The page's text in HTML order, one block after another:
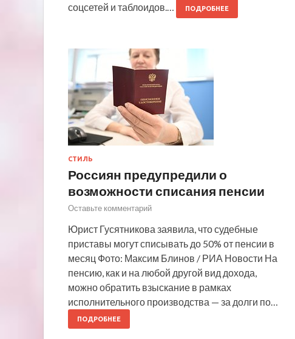
соцсетей и таблоидов.…
ПОДРОБНЕЕ
СТИЛЬ
Россиян предупредили о
возможности списания пенсии
Оставьте комментарий
Юрист Гусятникова заявила, что судебные
приставы могут списывать до 50% от пенсии в
месяц Фото: Максим Блинов / РИА Новости На
пенсию, как и на любой другой вид дохода,
можно обратить взыскание в рамках
исполнительного производства — за долги по…
ПОДРОБНЕЕ